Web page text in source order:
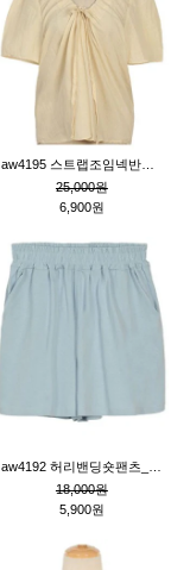
25,000원
6,900원
18,000원
5,900원